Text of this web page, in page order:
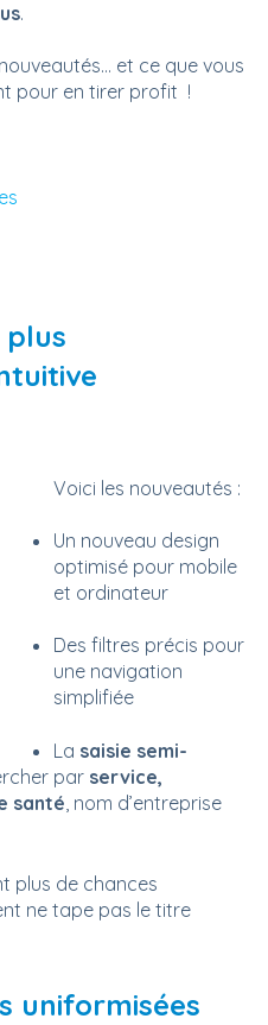
.
et ce que vous
pour en tirer profit !
plus
Voici les nouveautés :
Un nouveau design
optimisé pour mobile
et ordinateur
Des filtres précis pour
une navigation
simplifiée
La saisie semi-
par service,
santé , nom d’entreprise
plus de chances
ne tape pas le titre
uniformisées